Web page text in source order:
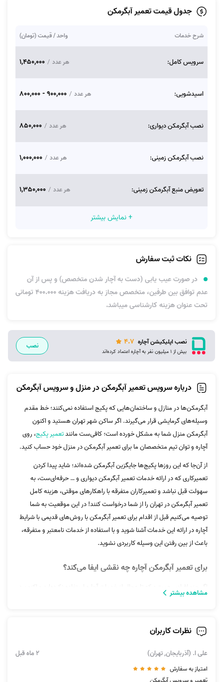
جدول قیمت تعمیر آبگرمکن
شرح خدمات واحد / قیمت (تومان)
سرویس کامل: هر عدد /
1,450,000
اسیدشویی: هر عدد /
900,000 - 800,000
نصب آبگرمکن دیواری: هر عدد /
850,000
نصب آبگرمکن زمینی: هر عدد /
1,000,000
تعویض منبع آبگرمکن زمینی: هر عدد /
1,350,000
+ نمایش بیشتر
نکات ثبت سفارش
در صورت عیب یابی (دست به آچار شدن متخصص) و پس از آن
عدم توافق بین طرفین، متخصص مجاز به دریافت هزینه 400.000 تومانی
تحت عنوان هزینه کارشناسی میباشد.
نصب اپلیکیشن آچاره 4.7
بیش از 1 میلیون نفر به آچاره اعتماد کرده‌اند
نصب
درباره سرویس تعمیر آبگرمکن در منزل و سرویس آبگرمکن
آبگرمکن‌ها در منازل و ساختمان‌هایی که پکیج استفاده نمی‌کنند؛ خط مقدم
وسیله‌های گرمایشی قرار می‌گیرند. اگر ساکن شهر تهران هستید و اکنون
آبگرمکن منزل شما به مشکل خورده است؛ کافی‌ست مانندتعمیر پکیج، روی
آچاره و توان تیم متخصصان ما برای تعمیر آبگرمکن در منزل خود حساب کنید.
از آن‌جا که این روزها پکیج‌ها جایگزین آبگرمکن شده‌اند؛ شاید پیدا کردن
تعمیرکاری که در ارائه خدمات تعمیر آبگرمکن دیواری و … حرفه‌ای‌ست، به
سهولت قبل نباشد و تعمیرکاران متفرقه با راهکارهای موقتی، هزینه کامل
تعمیر آبگرمکن در تهران را از شما درخواست کنند! در این موقعیت به شما
توصیه می‌کنیم قبل از اقدام برای تعمیر آبگرمکن با روش‌های قدیمی با شرایط
آچاره در ارائه این خدمات آشنا شوید و با استفاده از خدمات نامعتبر و متفرقه،
باعث از بین رفتن این وسیله کاربردی نشوید.
برای تعمیر آبگرمکن آچاره چه نقشی ایفا می‌کند؟
اگر جزو افرادی هستید که تابه‌حال از خدمات آچاره استفاده نکرده‌اید و اکنون در
حال تحقیق برای پیدا کردن بهترین تعمیرکار آبگرمکن هستید؛ باید بگوییم آچاره
گزینش شده‌اند، قرار گرفته است تا زمانی که به دریافت خدمات تعمیر آبگرمکن
شبانه روزی نیاز دارید، درگیر فرآیندهای فرسایشی (مانند موقعیتی که حمام
شما بی‌استفاده شده است) نشوید!
با استفاده از پلتفرم آچاره، بستری برای شما فراهم شده است تا برای دریافت
مشاهده بیشتر
نظرات کاربران
علی ا. (آذربایجان, تهران) 2 ماه قبل
امتیاز به سفارش